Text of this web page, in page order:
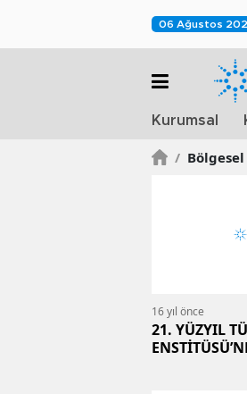
06 Ağustos
Kurumsal
/
16 yıl önce
21. YÜZYIL